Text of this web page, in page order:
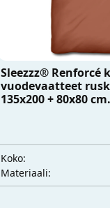
Sleezzz® Renforcé
vuodevaatteet
135x200 + 80x80 cm.
Koko:
Materiaali: